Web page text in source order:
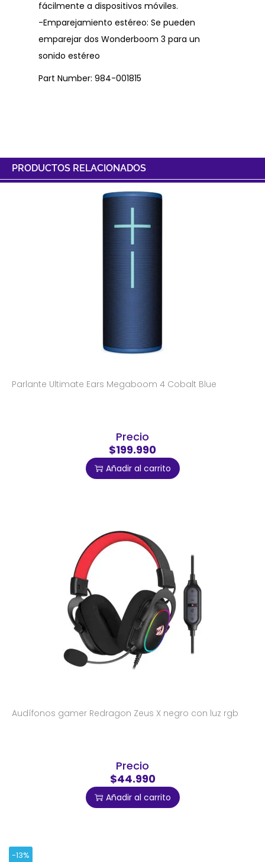
fácilmente a dispositivos móviles.
-Emparejamiento estéreo: Se pueden
emparejar dos Wonderboom 3 para un
sonido estéreo
Part Number: 984-001815
PRODUCTOS RELACIONADOS
Parlante Ultimate Ears Megaboom 4 Cobalt Blue
Precio
$199.990
Añadir al carrito
Audífonos gamer Redragon Zeus X negro con luz rgb
Precio
$44.990
Añadir al carrito
-13%